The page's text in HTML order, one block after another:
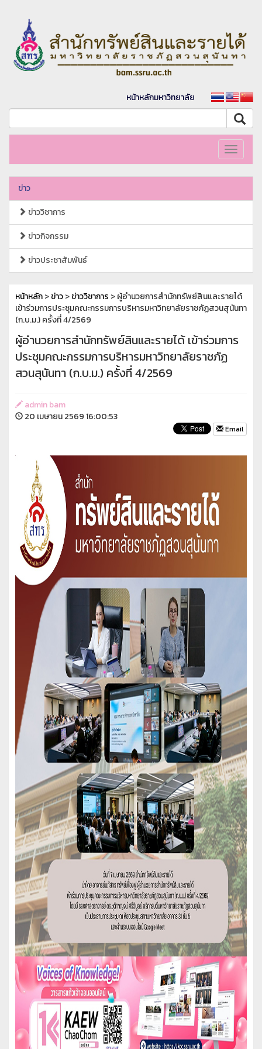
หน้าหลักมหาวิทยาลัย
Toggle
ข่าว
ข่าววิชาการ
ข่าวกิจกรรม
ข่าวประชาสัมพันธ์
หน้าหลัก>ข่าว>ข่าววิชาการ > ผู้อำนวยการสำนักทรัพย์สินและรายได้
เข้าร่วมการประชุมคณะกรรมการบริหารมหาวิทยาลัยราชภัฏสวนสุนันทา
(ก.บ.ม.) ครั้งที่ 4/2569
ผู้อำนวยการสำนักทรัพย์สินและรายได้ เข้าร่วมการ
ประชุมคณะกรรมการบริหารมหาวิทยาลัยราชภัฏ
สวนสุนันทา (ก.บ.ม.) ครั้งที่ 4/2569
admin bam
20 เมษายน 2569 16:00:53
Email